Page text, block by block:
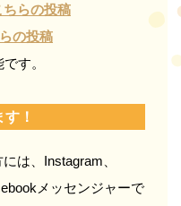
ちらの投稿
の投稿
す。
！
は、Instagram、
メッセンジャーで